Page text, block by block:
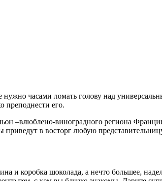
часами ломать голову над
преподнести его.
–влюблено-виноградного региона
в восторг любую
и коробка шоколада, а нечто большее,